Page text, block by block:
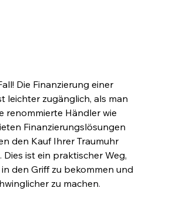
Die Finanzierung einer
leichter zugänglich, als man
renommierte Händler wie
Finanzierungslösungen
den Kauf Ihrer Traumuhr
Dies ist ein praktischer Weg,
den Griff zu bekommen und
zu machen.